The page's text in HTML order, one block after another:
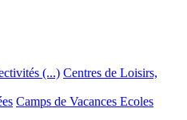
(...) Centres de Loisirs,
Camps de Vacances Ecoles